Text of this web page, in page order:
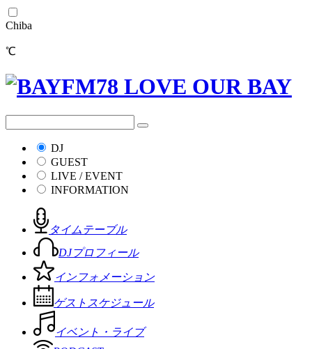
Chiba
℃
DJ
GUEST
LIVE / EVENT
INFORMATION
タイムテーブル
DJプロフィール
インフォメーション
ゲストスケジュール
イベント・ライブ